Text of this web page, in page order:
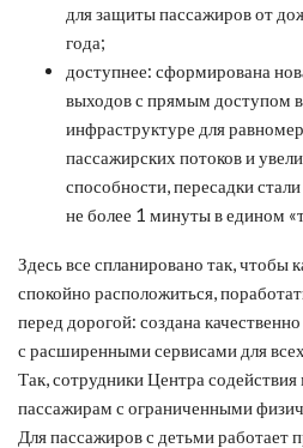
для защиты пассажиров от
года;
доступнее: сформирована
выходов с прямым доступом
инфраструктуре для
пассажирских потоков и
способности, пересадки
не более 1 минуты в едином
Здесь все спланировано так, чтобы
спокойно расположиться,
перед дорогой: создана
с расширенными сервисами для
Так, сотрудники Центра
пассажирам с ограниченными
Для пассажиров с детьми работает